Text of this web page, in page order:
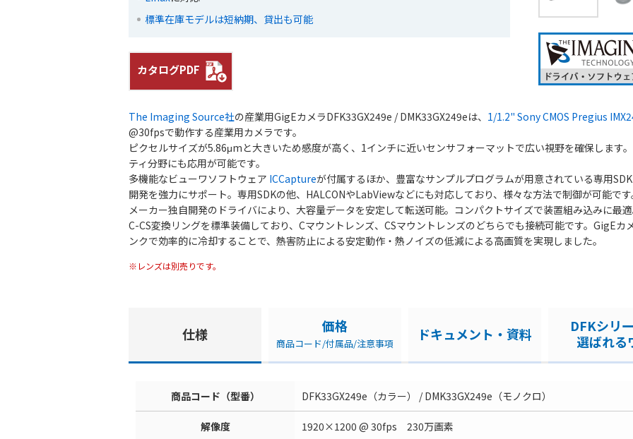
標準在庫モデルは短納期、貸出も可能
カタログPDF
The Imaging Source社の産業用GigEカメラDFK33GX249e / DMK33GX249eは、 1/1.2" Sony CMOS Pregius
@30fpsで動作する産業用カメラです。
ピクセルサイズが5.86μmと大きいため感度が高く、1インチに近いセンサフォーマットで広い視野を確保します
ティ分野にも応用が可能です。
多機能なビューワソフトウェア ICCaptureが付属するほか、豊富なサンプルプログラムが用意されている専用
開発を強力にサポート。専用SDKの他、HALCONやLabViewなどにも対応しており、様々な方法で制御が可能で
メーカー独自開発のドライバにより、大容量データを安定して転送可能。コンパクトサイズで装置組み込みに最
C-CS変換リングを標準装備しており、Cマウントレンズ、CSマウントレンズのどちらでも接続可能です。GigE
ンクで効率的に冷却することで、熱害防止による安定動作・熱ノイズの低減による高画質を実現しました。
※レンズは別売りです。
仕様 価格
商品コード/付属品/注意事項
ドキュメント・資料
DFKシリ
選ばれる
商品コード（型番） DFK33GX249e（カラー） / DMK33GX249e（モノクロ）
解像度 1920×1200 @ 30fps 230万画素